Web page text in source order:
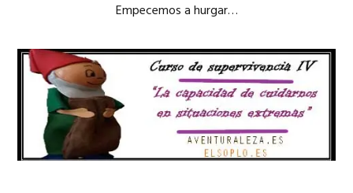
Empecemos a hurgar…